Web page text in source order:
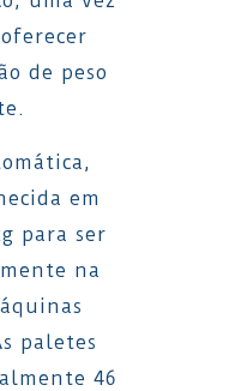
de peso
em
para ser
na
paletes
46